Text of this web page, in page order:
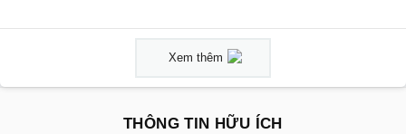
Xem thêm
THÔNG TIN HỮU ÍCH